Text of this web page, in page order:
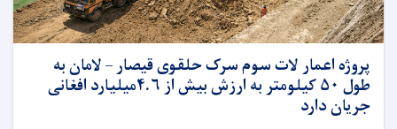
پروژه اعمار لات سوم سرک حلقوی قیصار – لامان به
طول ۵۰ کیلومتر به ارزش بیش از ۴.۶میلیارد افغانی
جریان دارد